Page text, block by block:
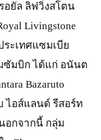
อยัล ลิฟวิ่งสโตน
Livingstone
ระเทศแซมเบีย
ซัมบิก ได้แก่ อนันต
Bazaruto
ไอส์แลนด์ รีสอร์ท
นอกจากนี้ กลุ่ม